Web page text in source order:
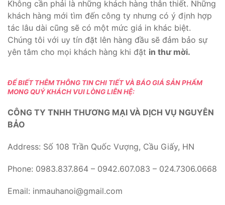
Không cần phải là những khách hàng thân thiết. Những
khách hàng mới tìm đến công ty nhưng có ý định hợp
tác lâu dài cũng sẽ có một mức giá in khác biệt.
Chúng tôi với uy tín đặt lên hàng đầu sẽ đảm bảo sự
yên tâm cho mọi khách hàng khi đặt in thư mời.
ĐỂ BIẾT THÊM THÔNG TIN CHI TIẾT VÀ BÁO GIÁ SẢN PHẨM
MONG QUÝ KHÁCH VUI LÒNG LIÊN HỆ:
CÔNG TY TNHH THƯƠNG MẠI VÀ DỊCH VỤ NGUYÊN
BẢO
Address: Số 108 Trần Quốc Vượng, Cầu Giấy, HN
Phone: 0983.837.864 – 0942.607.083 – 024.7306.0668
Email: inmauhanoi@gmail.com